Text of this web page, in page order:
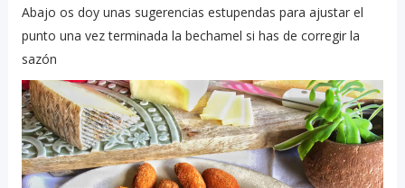
Abajo os doy unas sugerencias estupendas para ajustar el
punto una vez terminada la bechamel si has de corregir la
sazón